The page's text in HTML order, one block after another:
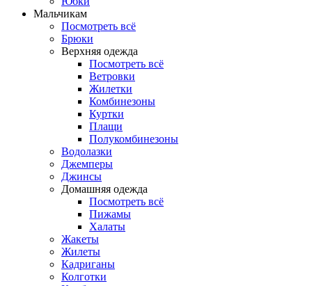
Мальчикам
Посмотреть всё
Брюки
Верхняя одежда
Посмотреть всё
Ветровки
Жилетки
Комбинезоны
Куртки
Плащи
Полукомбинезоны
Водолазки
Джемперы
Джинсы
Домашняя одежда
Посмотреть всё
Пижамы
Халаты
Жакеты
Жилеты
Кадриганы
Колготки